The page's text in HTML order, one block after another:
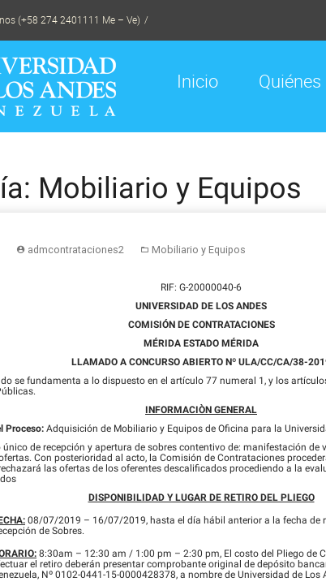
(+58 274 2401111 Me – Ve)
Inicio
Mobiliario y Equipos
admcontrataciones2 Mobiliario y Equipos
RIF: G-20000040-6
UNIVERSIDAD DE LOS ANDES
COMISIÓN DE CONTRATACIONES
MÉRIDA ESTADO MÉRIDA
LLAMADO A CONCURSO ABIERTO Nº ULA/CC/CA/38-
se fundamenta a lo dispuesto en el artículo 77 numeral 1, y los
INFORMACIÒN GENERAL
Proceso: Adquisición de Mobiliario y Equipos de Oficina para la
único de recepción y apertura de sobres contentivo de: manifestación de
Con posterioridad al acto, la Comisión de Contrataciones
las ofertas de los oferentes descalificados procediendo a la
DISPONIBILIDAD Y LUGAR DE RETIRO DEL PLIEGO
08/07/2019 – 16/07/2019, hasta el día hábil anterior a la fecha de
de Sobres.
8:30am – 12:30 am / 1:00 pm – 2:30 pm, El costo del Pliego de
el retiro deberán presentar comprobante original de depósito
Nº 0102-0441-15-0000428378, a nombre de Universidad de Los